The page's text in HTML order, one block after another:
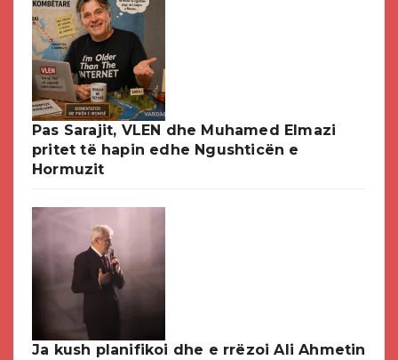
Pas Sarajit, VLEN dhe Muhamed Elmazi
pritet të hapin edhe Ngushticën e
Hormuzit
Ja kush planifikoi dhe e rrëzoi Ali Ahmetin